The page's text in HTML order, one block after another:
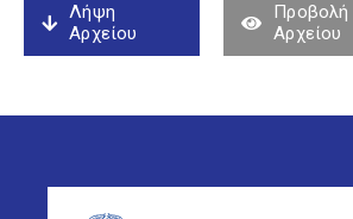
Λήψη
Αρχείου
Προβολή
Αρχείου